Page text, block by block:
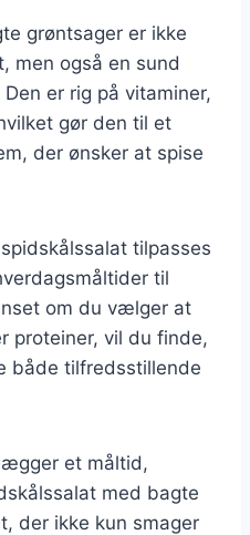
grøntsager er ikke
men også en sund
er rig på vitaminer,
gør den til et
der ønsker at spise
tilpasses
til
om du vælger at
proteiner, vil du finde,
både tilfredsstillende
et måltid,
med bagte
der ikke kun smager